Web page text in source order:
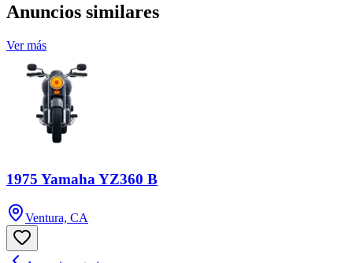
Anuncios similares
Ver más
1975 Yamaha YZ360 B
Ventura, CA